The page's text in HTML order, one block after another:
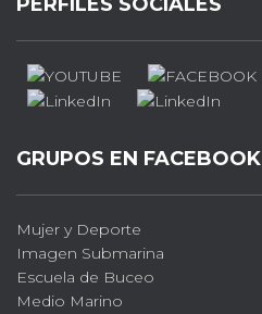
GRUPOS EN FACEBOOK
Mujer y Deporte
Imagen Submarina
Escuela de Buceo
Medio Marino